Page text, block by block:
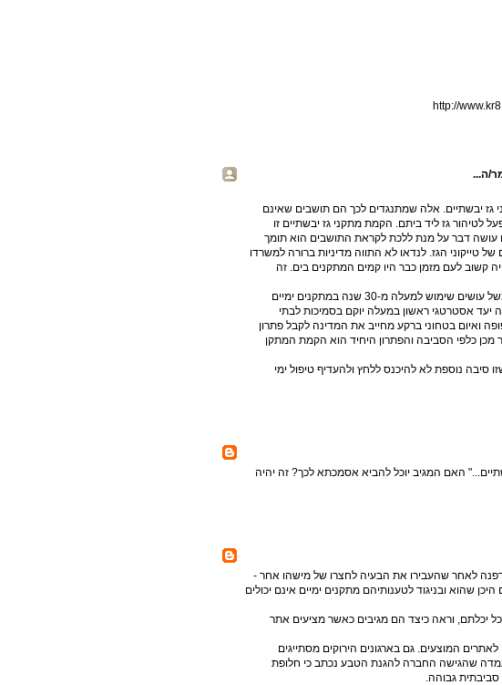
http://
ה...
גז יבשתיים. אלה שמתנגדים לכך הם תושבים שאינם
גז ליד ביתם. הקמת מתקני גז יבשתיים זו
עושה דבר על מנת ללכת לקראת התושבים הוא תומך
הגז. לנדאו לא התווה מדיניות ברורה למשרדו
קשוב לעם מזמן כבר היו קמים המתקנים בים. זה
במדינות מודרניות ומתקדמות כמו דנמרק למשל עושים שימוש למעלה מ-30 שנה במתקנים ימיים
יעד אסטרטגי ראשון במעלה יוקם בסמיכות לבתי
ואיום בטחוני ברקע מחייב את המדינה לקבל פתרון
מכן כלפי הסביבה והפתרון היחיד הוא הקמת המתקן
סיבה נוספת לא להיכנס ללחץ ולהעדיף טיפול ימי
האם המגיב יוכל להביא אסמכתא לכך? זה יהיה
הדפנה לאחר שהעבירו את הבעיה לחצרו של מישהו אחר -
שהוא ובניגוד לטענותיהם מתקנים ימיים אינם יכולים
יכלתם, וראה כיצד הם מגיבים כאשר מציעים אתר
המוצעים. גם בארגונים הירוקים מסתייגים
שהגישה החברה להגנת הטבע נכתב כי חלופת
סביבתית גבוהה.